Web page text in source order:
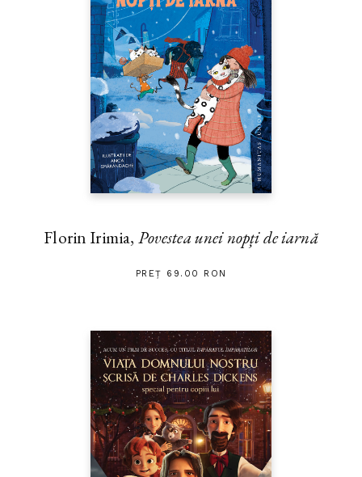
Florin Irimia, Povestea unei nopți de iarnă
PREȚ 69.00 RON